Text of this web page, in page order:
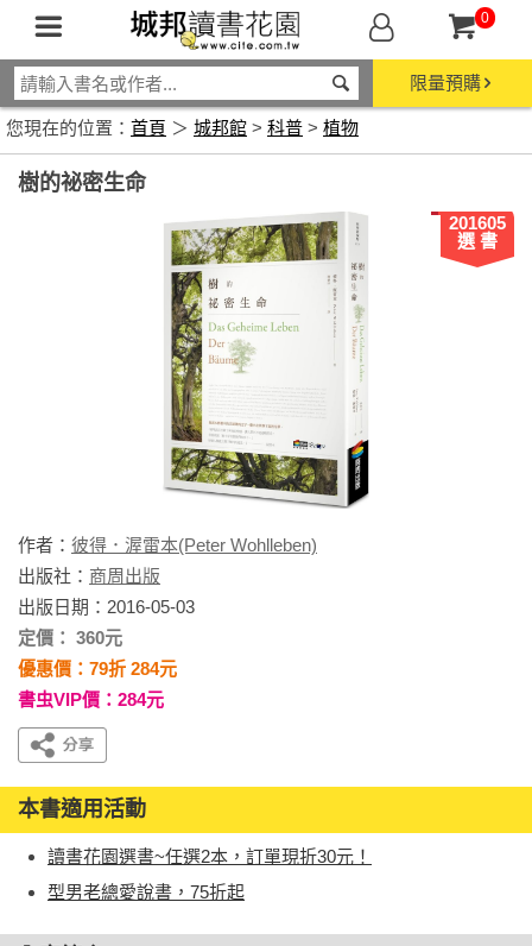
0
限量預購
您現在的位置： 首頁 ＞ 城邦館 > 科普 > 植物
樹的祕密生命
201605
選 書
作者： 彼得．渥雷本(Peter Wohlleben)
出版社： 商周出版
出版日期：2016-05-03
定價： 360元
優惠價：79折 284元
書虫VIP價：284元
本書適用活動
讀書花園選書~任選2本，訂單現折30元！
型男老總愛說書，75折起